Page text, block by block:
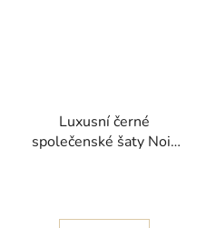
Luxusní černé
společenské šaty Noir